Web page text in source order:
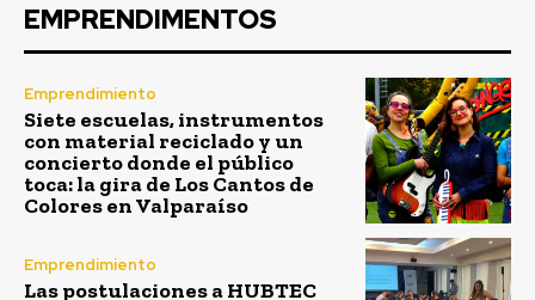
EMPRENDIMENTOS
Emprendimiento
Siete escuelas, instrumentos
con material reciclado y un
concierto donde el público
toca: la gira de Los Cantos de
Colores en Valparaíso
Emprendimiento
Las postulaciones a HUBTEC